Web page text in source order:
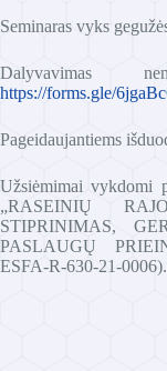
Seminaras vyks
Dalyvavimas
https://forms.gle/
Pageidaujantiems
Užsiėmimai vykdomi
„RASEINIŲ
STIPRINIMAS,
PASLAUGŲ
ESFA-R-630-21-0006).